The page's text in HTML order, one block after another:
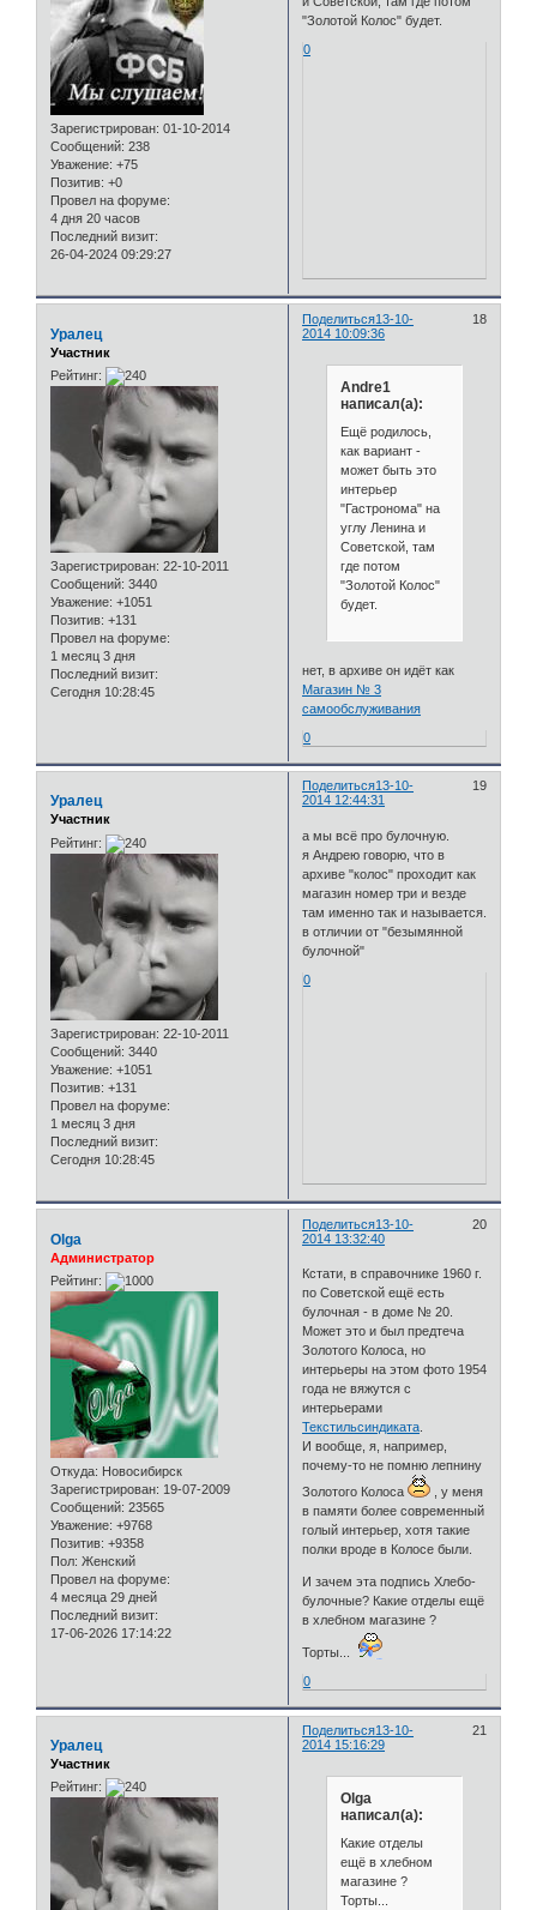
Зарегистрирован: 01-10-2014
Сообщений: 238
Уважение: +75
Позитив: +0
Провел на форуме:
4 дня 20 часов
Последний визит:
26-04-2024 09:29:27
"Золотой Колос" будет.
0
Поделиться 18
13-10-
2014 10:09:36
Уралец
Участник
Рейтинг:
Зарегистрирован: 22-10-2011
Сообщений: 3440
Уважение: +1051
Позитив: +131
Провел на форуме:
1 месяц 3 дня
Последний визит:
Сегодня 10:28:45
Andre1
написал(а):
Ещё родилось,
как вариант -
может быть это
интерьер
"Гастронома" на
углу Ленина и
Советской, там
где потом
"Золотой Колос"
будет.
нет, в архиве он идёт как
Магазин № 3
самообслуживания
0
Поделиться 19
13-10-
2014 12:44:31
Уралец
Участник
Рейтинг:
Зарегистрирован: 22-10-2011
Сообщений: 3440
Уважение: +1051
Позитив: +131
Провел на форуме:
1 месяц 3 дня
Последний визит:
Сегодня 10:28:45
а мы всё про булочную.
я Андрею говорю, что в
архиве "колос" проходит как
магазин номер три и везде
там именно так и называется.
в отличии от "безымянной
булочной"
0
Поделиться 20
13-10-
2014 13:32:40
Olga
Администратор
Рейтинг:
Откуда: Новосибирск
Зарегистрирован: 19-07-2009
Сообщений: 23565
Уважение: +9768
Позитив: +9358
Пол: Женский
Провел на форуме:
4 месяца 29 дней
Последний визит:
17-06-2026 17:14:22
Кстати, в справочнике 1960 г.
по Советской ещё есть
булочная - в доме № 20.
Может это и был предтеча
Золотого Колоса, но
интерьеры на этом фото 1954
года не вяжутся с
интерьерами
Текстильсиндиката
И вообще, я, например,
почему-то не помню лепнину
Золотого Колоса
, у меня
в памяти более современный
голый интерьер, хотя такие
полки вроде в Колосе были.
И зачем эта подпись Хлебо-
булочные? Какие отделы ещё
в хлебном магазине ?
Торты...
0
Поделиться 21
13-10-
2014 15:16:29
Уралец
Участник
Рейтинг:
Olga
написал(а):
Какие отделы
ещё в хлебном
магазине ?
Торты...